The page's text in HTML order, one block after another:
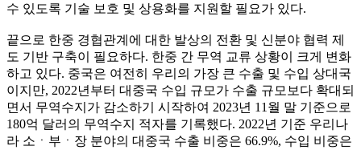
수 있도록 기술 보호 및 상용화를 지원할 필요가 있다.
끝으로 한중 경협관계에 대한 발상의 전환 및 신분야 협력 제
도 기반 구축이 필요하다. 한중 간 무역 교류 상황이 크게 변화
하고 있다. 중국은 여전히 우리의 가장 큰 수출 및 수입 상대국
이지만, 2022년부터 대중국 수입 규모가 수출 규모보다 확대되
면서 무역수지가 감소하기 시작하여 2023년 11월 말 기준으로
180억 달러의 무역수지 적자를 기록했다. 2022년 기준 우리나
라 소ㆍ부ㆍ장 분야의 대중국 수출 비중은 66.9%, 수입 비중은